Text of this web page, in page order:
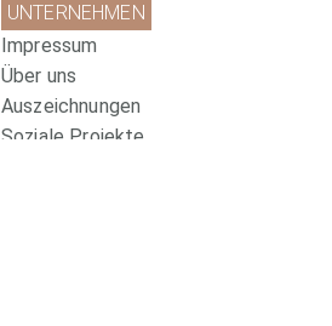
UNTERNEHMEN
Impressum
Über uns
Auszeichnungen
Soziale Projekte